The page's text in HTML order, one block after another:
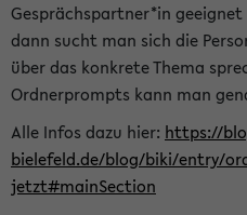
Gesprächspartner*in
dann sucht man sich die
über das konkrete Thema
Ordnerprompts kann man
Alle Infos dazu hier: https://
bielefeld.de/blog/biki/entry/
jetzt#mainSection